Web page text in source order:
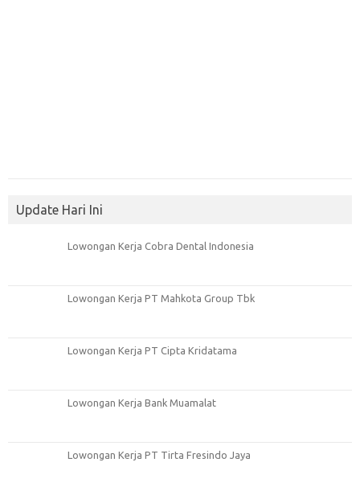
Update Hari Ini
Lowongan Kerja Cobra Dental Indonesia
Lowongan Kerja PT Mahkota Group Tbk
Lowongan Kerja PT Cipta Kridatama
Lowongan Kerja Bank Muamalat
Lowongan Kerja PT Tirta Fresindo Jaya